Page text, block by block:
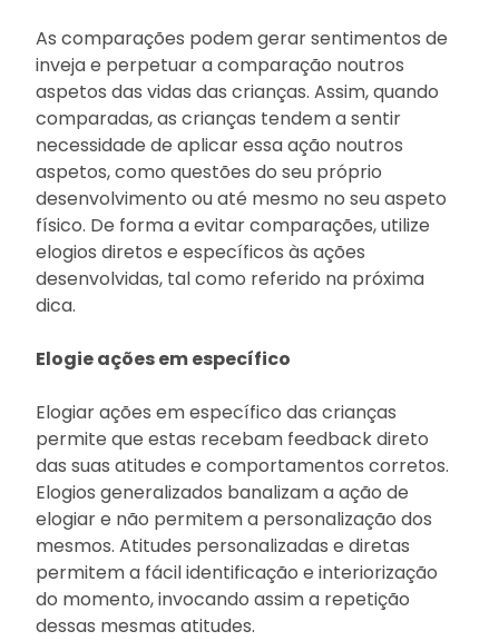
As comparações podem gerar sentimentos de
inveja e perpetuar a comparação noutros
aspetos das vidas das crianças. Assim, quando
comparadas, as crianças tendem a sentir
necessidade de aplicar essa ação noutros
aspetos, como questões do seu próprio
desenvolvimento ou até mesmo no seu aspeto
físico. De forma a evitar comparações, utilize
elogios diretos e específicos às ações
desenvolvidas, tal como referido na próxima
dica.
Elogie ações em específico
Elogiar ações em específico das crianças
permite que estas recebam feedback direto
das suas atitudes e comportamentos corretos.
Elogios generalizados banalizam a ação de
elogiar e não permitem a personalização dos
mesmos. Atitudes personalizadas e diretas
permitem a fácil identificação e interiorização
do momento, invocando assim a repetição
dessas mesmas atitudes.